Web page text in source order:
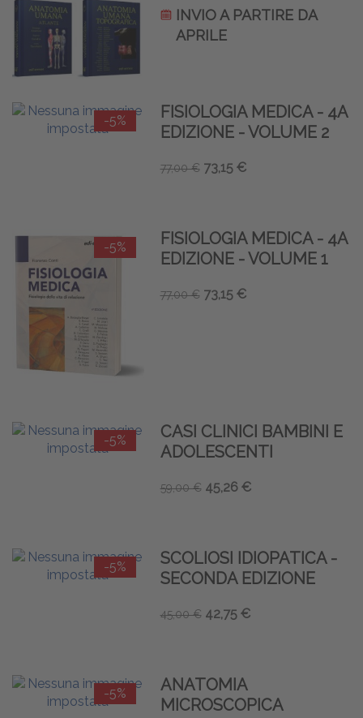
INVIO A PARTIRE DA
APRILE
-5%
FISIOLOGIA MEDICA - 4A
EDIZIONE - VOLUME 2
77,00 € 73,15 €
-5%
FISIOLOGIA MEDICA - 4A
EDIZIONE - VOLUME 1
77,00 € 73,15 €
-5%
CASI CLINICI BAMBINI E
ADOLESCENTI
59,00 € 45,26 €
-5%
SCOLIOSI IDIOPATICA -
SECONDA EDIZIONE
45,00 € 42,75 €
-5%
ANATOMIA
MICROSCOPICA